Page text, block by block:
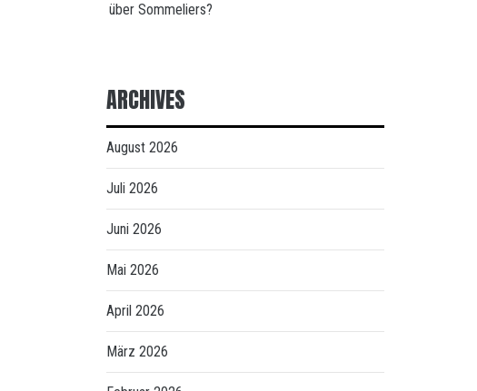
über Sommeliers?
ARCHIVES
August 2026
Juli 2026
Juni 2026
Mai 2026
April 2026
März 2026